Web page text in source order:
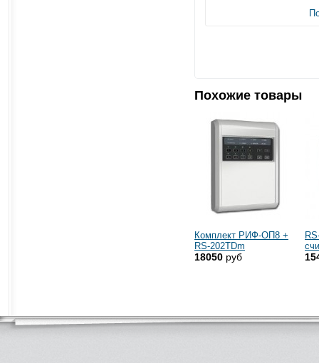
Похожие товары
Комплект РИФ-ОП8 +
RS-202TDm
18050 руб